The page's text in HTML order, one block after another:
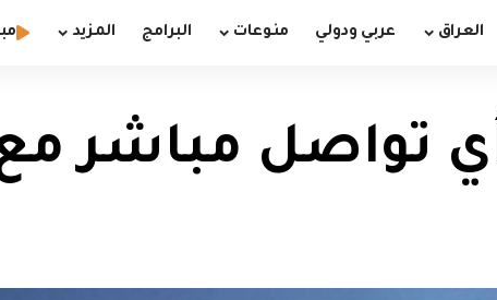
العراق عربي ودولي منوعات البرامج المزيد
تواصل مباشر